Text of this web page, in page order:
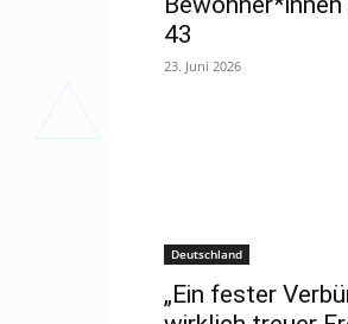
43
23. Juni 2026
Deutschland
„Ein fester